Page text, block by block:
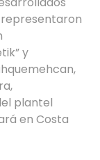
y
plantel
en Costa